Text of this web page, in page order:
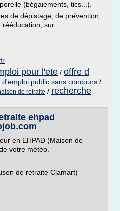
(bégaiements, tics...).
de dépistage, de prévention,
sur...
pour l'ete / offre d
d'emploi public sans concours /
de retraite / recherche
ehpad
en EHPAD (Maison de
votre météo.
de retraite Clamart)